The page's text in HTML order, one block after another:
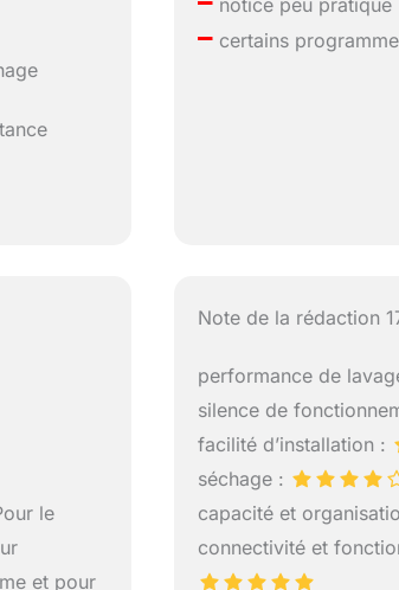
notice peu pratique
– certains
le
et pour
Note de la rédaction
performance de
silence de
facilité d’installation :
séchage :
capacité et
connectivité et